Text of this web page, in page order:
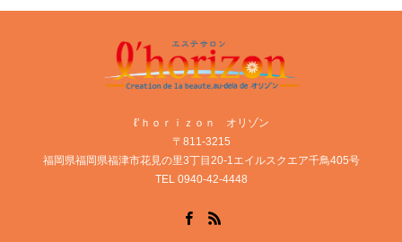
ℓ’ｈｏｒｉｚｏｎ オリゾン
〒811-3215
福岡県福岡県福津市花見の里3丁目20-1エイルスクエア千鳥405号
TEL 0940-42-4448